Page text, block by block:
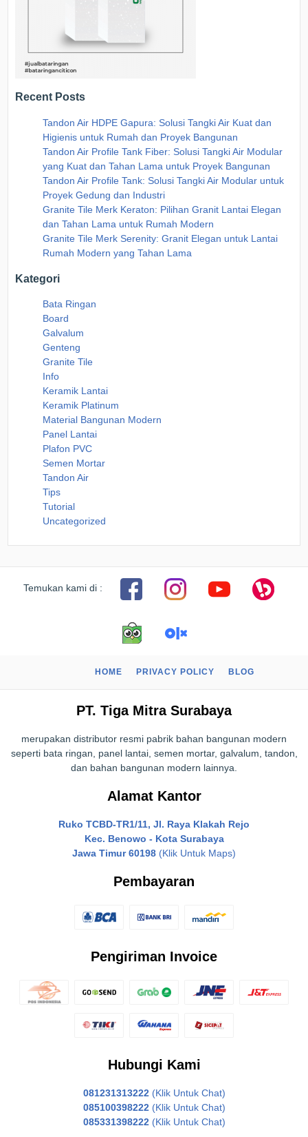
Recent Posts
Tandon Air HDPE Gapura: Solusi Tangki Air Kuat dan
Higienis untuk Rumah dan Proyek Bangunan
Tandon Air Profile Tank Fiber: Solusi Tangki Air Modular
yang Kuat dan Tahan Lama untuk Proyek Bangunan
Tandon Air Profile Tank: Solusi Tangki Air Modular untuk
Proyek Gedung dan Industri
Granite Tile Merk Keraton: Pilihan Granit Lantai Elegan
dan Tahan Lama untuk Rumah Modern
Granite Tile Merk Serenity: Granit Elegan untuk Lantai
Rumah Modern yang Tahan Lama
Kategori
Bata Ringan
Board
Galvalum
Genteng
Granite Tile
Info
Keramik Lantai
Keramik Platinum
Material Bangunan Modern
Panel Lantai
Plafon PVC
Semen Mortar
Tandon Air
Tips
Tutorial
Uncategorized
Temukan kami di :
HOME PRIVACY POLICY BLOG
PT. Tiga Mitra Surabaya
merupakan distributor resmi pabrik bahan bangunan modern
seperti bata ringan, panel lantai, semen mortar, galvalum, tandon,
dan bahan bangunan modern lainnya.
Alamat Kantor
Ruko TCBD-TR1/11, Jl. Raya Klakah Rejo
Kec. Benowo - Kota Surabaya
Jawa Timur 60198 (Klik Untuk Maps)
Pembayaran
Pengiriman Invoice
Hubungi Kami
081231313222 (Klik Untuk Chat)
085100398222 (Klik Untuk Chat)
085331398222 (Klik Untuk Chat)